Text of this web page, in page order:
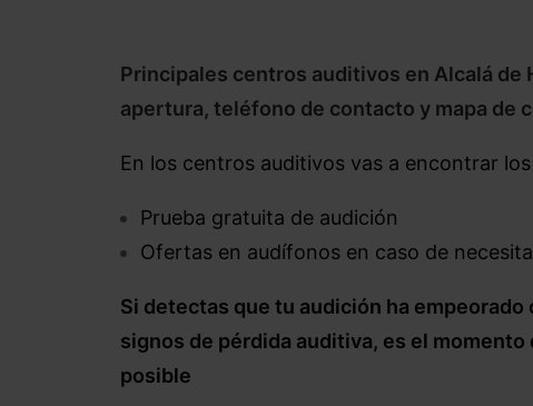
Principales centros auditivos en Alcalá de
apertura, teléfono de contacto y mapa de
En los centros auditivos vas a encontrar
Prueba gratuita de audición
Ofertas en audífonos en caso de
Si detectas que tu audición ha
signos de pérdida auditiva, es el
posible